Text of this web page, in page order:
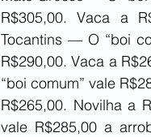
R$305,00. Vaca a
Tocantins — O “boi
R$290,00. Vaca a
“boi comum” vale
R$265,00. Novilha a
vale R$285,00 a